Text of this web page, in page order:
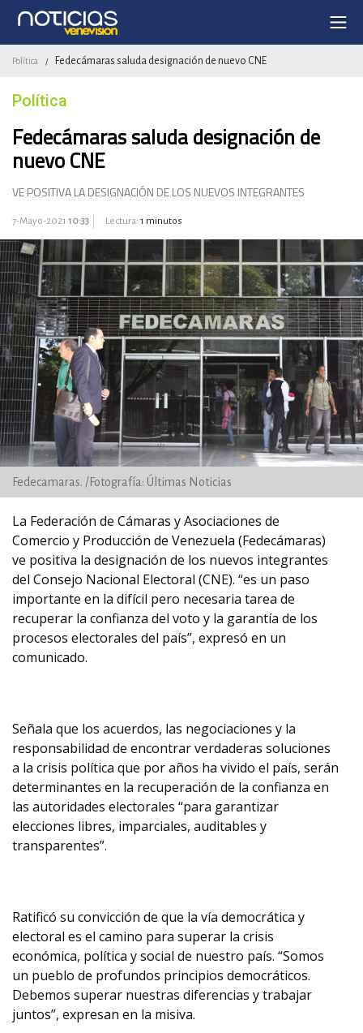
Política / Fedecámaras saluda designación de nuevo CNE
Política
Fedecámaras saluda designación de
nuevo CNE
VE POSITIVA LA DESIGNACIÓN DE LOS NUEVOS INTEGRANTES
7-Mayo-2021 10:33 Lectura: 1 minutos
Fedecamaras. /Fotografía: Últimas Noticias
La Federación de Cámaras y Asociaciones de
Comercio y Producción de Venezuela (Fedecámaras)
ve positiva la designación de los nuevos integrantes
del Consejo Nacional Electoral (CNE). “es un paso
importante en la difícil pero necesaria tarea de
recuperar la confianza del voto y la garantía de los
procesos electorales del país”, expresó en un
comunicado.
Señala que los acuerdos, las negociaciones y la
responsabilidad de encontrar verdaderas soluciones
a la crisis política que por años ha vivido el país, serán
determinantes en la recuperación de la confianza en
las autoridades electorales “para garantizar
elecciones libres, imparciales, auditables y
transparentes”.
Ratificó su convicción de que la vía democrática y
electoral es el camino para superar la crisis
económica, política y social de nuestro país. “Somos
un pueblo de profundos principios democráticos.
Debemos superar nuestras diferencias y trabajar
juntos”, expresan en la misiva.